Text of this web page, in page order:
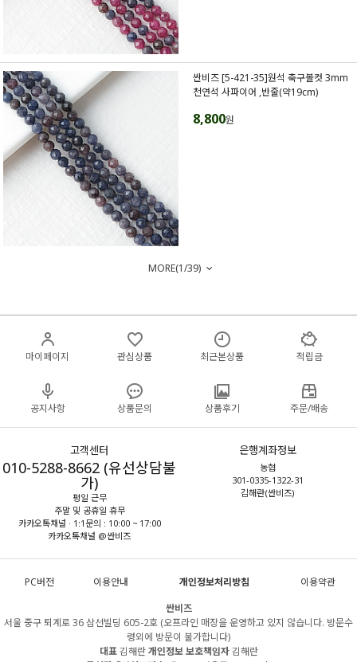
싼비즈 [5-421-35]원석 축구볼컷 3mm
천연석 사파이어 ,반줄(약19cm)
8,800원
MORE(1/39)
마이페이지 관심상품 최근본상품 적립금
공지사항 상품문의 상품후기 주문/배송
고객센터
010-5288-8662 (유선상담불
가)
평일 근무
주말 및 공휴일 휴무
카카오톡채널 · 1:1문의 : 10:00 ~ 17:00
카카오톡채널 @싼비즈
은행계좌정보
농협
301-0335-1322-31
김해란(싼비즈)
PC버전 이용안내 개인정보처리방침
이용약관
싼비즈
서울 중구 퇴계로 36 삼선빌딩 605-2호 (오프라인 매장을 운영하고 있지 않습니다. 방문수
령외에 방문이 불가합니다)
대표김해란개인정보 보호책임자김해란